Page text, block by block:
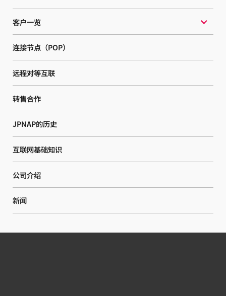
客户一览
连接节点（POP）
远程对等互联
转售合作
JPNAP的历史
互联网基础知识
公司介绍
新闻